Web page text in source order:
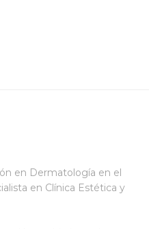
en Dermatología en el
en Clínica Estética y